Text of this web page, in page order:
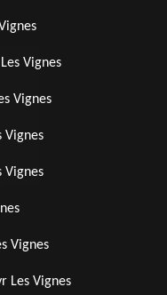
Vignes
Vignes
Vignes
Vignes
Vignes
Les Vignes